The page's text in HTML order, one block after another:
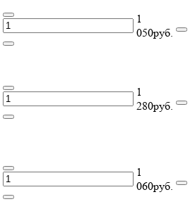
1
050руб.
1
280руб.
1
060руб.